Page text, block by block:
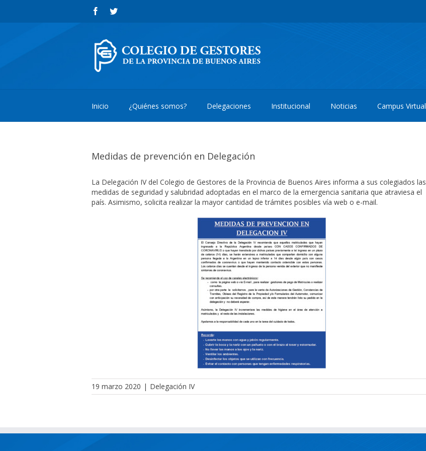
Inicio ¿Quiénes somos? Delegaciones Institucional Noticias Campus Virtual
Medidas de prevención en Delegación
La Delegación IV del Colegio de Gestores de la Provincia de Buenos Aires informa a sus colegiados las
medidas de seguridad y salubridad adoptadas en el marco de la emergencia sanitaria que atraviesa el
país. Asimismo, solicita realizar la mayor cantidad de trámites posibles vía web o e-mail.
19 marzo 2020 | Delegación IV